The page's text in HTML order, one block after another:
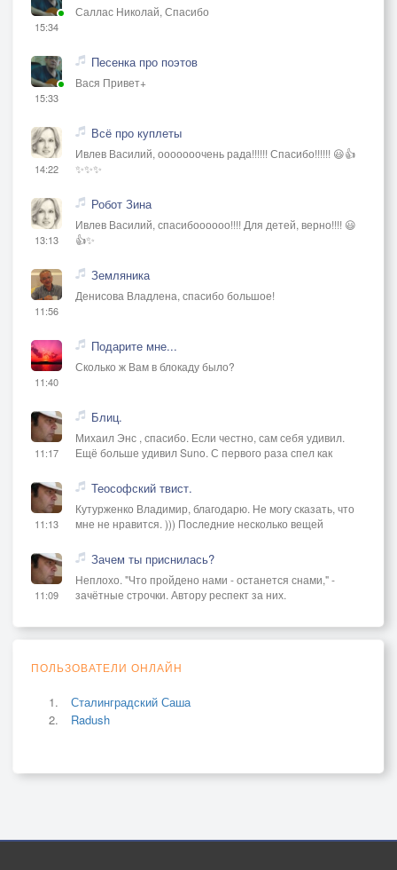
15:34
Саллас Николай, Спасибо
15:33
Песенка про поэтов
Вася Привет+
14:22
Всё про куплеты
Ивлев Василий, ооооооочень рада!!!!!! Спасибо!!!!!! 😃👍
✨✨✨
13:13
Робот Зина
Ивлев Василий, спасибоооооо!!!! Для детей, верно!!!! 😃
👍✨
11:56
Земляника
Денисова Владлена, спасибо большое!
11:40
Подарите мне...
Сколько ж Вам в блокаду было?
11:17
Блиц.
Михаил Энс , спасибо. Если честно, сам себя удивил.
Ещё больше удивил Suno. С первого раза спел как
11:13
Теософский твист.
Кутурженко Владимир, благодарю. Не могу сказать, что
мне не нравится. ))) Последние несколько вещей
11:09
Зачем ты приснилась?
Неплохо. "Что пройдено нами - останется снами," -
зачётные строчки. Автору респект за них.
ПОЛЬЗОВАТЕЛИ ОНЛАЙН
Сталинградский Саша
Radush